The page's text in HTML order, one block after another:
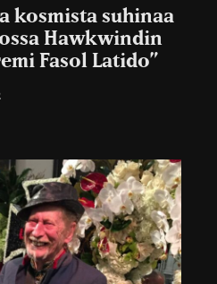
kosmista suhinaa
Hawkwindin
Fasol Latido”